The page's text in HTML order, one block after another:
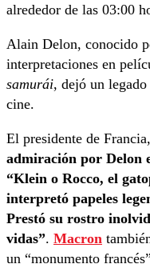
alrededor de las 03:00
Alain Delon, conocido
interpretaciones en
samurái, dejó un
cine.
El presidente de Francia,
admiración por Delon
“Klein o Rocco, el
interpretó papeles
Prestó su rostro
vidas”. Macron
un “monumento